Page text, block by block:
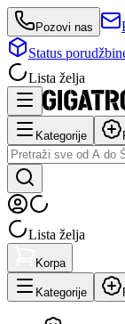
Pozovi nas
Status
Lista želja
Kategorije
Lista želja
Korpa
Kategorije